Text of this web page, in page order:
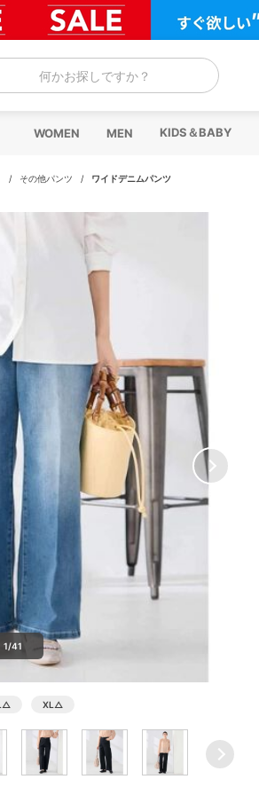
何かお探しですか？
WOMEN MEN KIDS＆BABY
/ その他パンツ / ワイドデニムパンツ
1/41
△ XL △